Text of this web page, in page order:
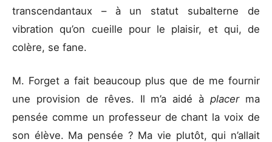
transcendantaux – à un statut subalterne de
vibration qu’on cueille pour le plaisir, et qui, de
colère, se fane.
M. Forget a fait beaucoup plus que de me fournir
une provision de rêves. Il m’a aidé àplacer ma
pensée comme un professeur de chant la voix de
son élève. Ma pensée ? Ma vie plutôt, qui n’allait